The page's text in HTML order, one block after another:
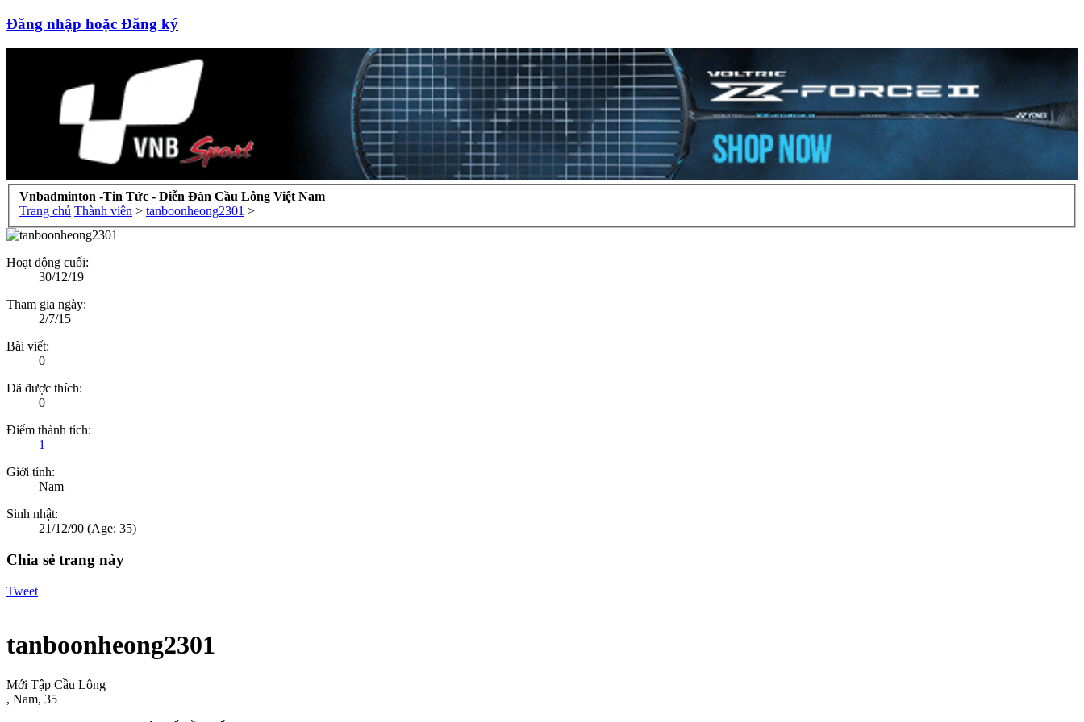
Đăng nhập hoặc Đăng ký
Vnbadminton -Tin Tức - Diễn Đàn Cầu Lông Việt Nam
Trang chủ Thành viên > tanboonheong2301 >
Hoạt động cuối:
30/12/19
Tham gia ngày:
2/7/15
Bài viết:
0
Đã được thích:
0
Điểm thành tích:
1
Giới tính:
Nam
Sinh nhật:
21/12/90 (Age: 35)
Chia sẻ trang này
Tweet
tanboonheong2301
Mới Tập Cầu Lông
, Nam, 35